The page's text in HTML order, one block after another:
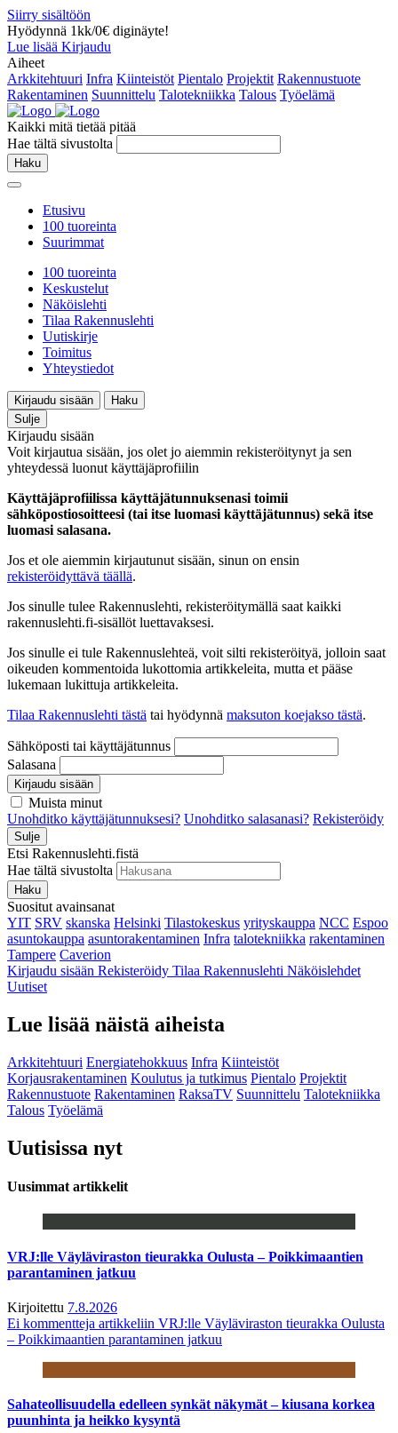
Siirry sisältöön
Hyödynnä 1kk/0€ diginäyte!
Lue lisää Kirjaudu
Aiheet
Arkkitehtuuri Infra Kiinteistöt Pientalo Projektit Rakennustuote
Rakentaminen Suunnittelu Talotekniikka Talous Työelämä
Kaikki mitä tietää pitää
Hae tältä sivustolta
Haku
Etusivu
100 tuoreinta
Suurimmat
100 tuoreinta
Keskustelut
Näköislehti
Tilaa Rakennuslehti
Uutiskirje
Toimitus
Yhteystiedot
Kirjaudu sisään
Haku
Sulje
Kirjaudu sisään
Voit kirjautua sisään, jos olet jo aiemmin rekisteröitynyt ja sen
yhteydessä luonut käyttäjäprofiilin
Käyttäjäprofiilissa käyttäjätunnuksenasi toimii
sähköpostiosoitteesi (tai itse luomasi käyttäjätunnus) sekä itse
luomasi salasana.
Jos et ole aiemmin kirjautunut sisään, sinun on ensin
rekisteröidyttävä täällä.
Jos sinulle tulee Rakennuslehti, rekisteröitymällä saat kaikki
rakennuslehti.fi-sisällöt luettavaksesi.
Jos sinulle ei tule Rakennuslehteä, voit silti rekisteröityä, jolloin saat
oikeuden kommentoida lukottomia artikkeleita, mutta et pääse
lukemaan lukittuja artikkeleita.
Tilaa Rakennuslehti tästä tai hyödynnä maksuton koejakso tästä.
Sähköposti tai käyttäjätunnus
Salasana
Kirjaudu sisään
Muista minut
Unohditko käyttäjätunnuksesi? Unohditko salasanasi? Rekisteröidy
Sulje
Etsi Rakennuslehti.fistä
Hae tältä sivustolta
Haku
Suositut avainsanat
YIT SRV skanska Helsinki Tilastokeskus yrityskauppa NCC Espoo
asuntokauppa asuntorakentaminen Infra talotekniikka rakentaminen
Tampere Caverion
Kirjaudu sisään Rekisteröidy Tilaa Rakennuslehti Näköislehdet
Uutiset
Lue lisää näistä aiheista
Arkkitehtuuri Energiatehokkuus Infra Kiinteistöt
Korjausrakentaminen Koulutus ja tutkimus Pientalo Projektit
Rakennustuote Rakentaminen RaksaTV Suunnittelu Talotekniikka
Talous Työelämä
Uutisissa nyt
Uusimmat artikkelit
VRJ:lle Väyläviraston tieurakka Oulusta – Poikkimaantien
parantaminen jatkuu
Kirjoitettu 7.8.2026
Ei kommentteja artikkeliin VRJ:lle Väyläviraston tieurakka Oulusta
– Poikkimaantien parantaminen jatkuu
Sahateollisuudella edelleen synkät näkymät – kiusana korkea
puunhinta ja heikko kysyntä